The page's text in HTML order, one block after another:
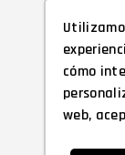
cómo
web,